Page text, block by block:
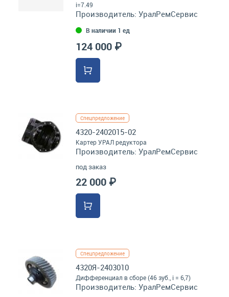
i=7.49
Производитель: УралРемСервис
В наличии 1 ед
124 000 ₽
Спецпредложение
4320-2402015-02
Картер УРАЛ редуктора
Производитель: УралРемСервис
под заказ
22 000 ₽
Спецпредложение
4320Я-2403010
Дифференциал в сборе (46 зуб., i = 6,7)
Производитель: УралРемСервис